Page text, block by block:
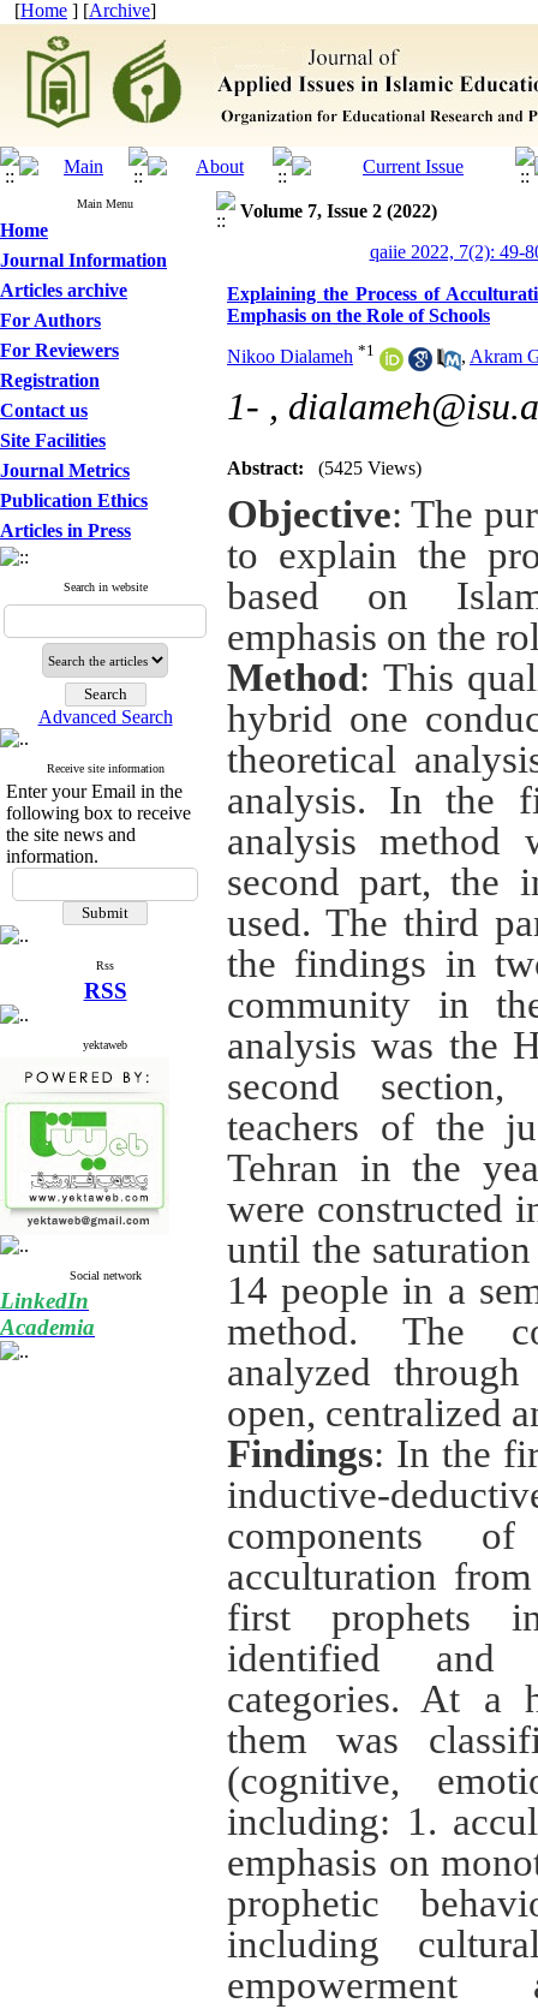
[Home ] [Archive]
Main Menu
Home
Journal Information
Articles archive
For Authors
For Reviewers
Registration
Contact us
Site Facilities
Journal Metrics
Publication Ethics
Articles in Press
Search in website
Advanced Search
Receive site information
Enter your Email in the
following box to receive
the site news and
information.
Rss
RSS
yektaweb
Social network
LinkedIn
Academia
Volume 7, Issue 2 (2022)
qaiie 2022, 7(2): 49-
Explaining the Process of
Emphasis on the Role of Schools
Nikoo Dialameh *1 , Akram
1- ,
Abstract: (5425 Views)
Objective:The
to explain the
based on
emphasis on the
Method: This
hybrid one
theoretical
analysis. In the
analysis method
second part, the
used. The third
the findings in
community in
analysis was the
second
teachers of the
Tehran in the
were constructed
until the
14 people in a
method. The
analyzed
open, centralized
Findings: In the
inductive-
components
acculturation
first prophets
identified
categories. At a
them was
(cognitive,
including: 1.
emphasis on
prophetic
including